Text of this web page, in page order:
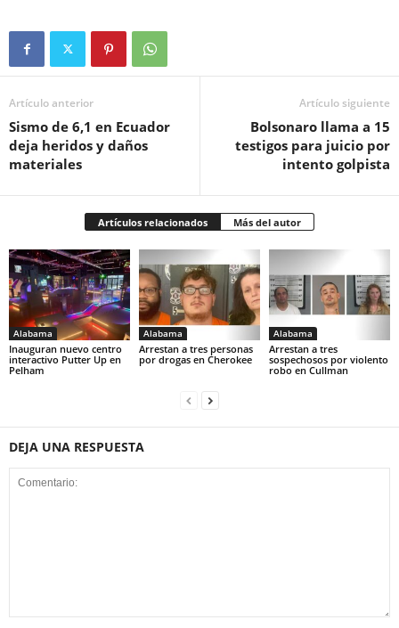
Artículo anterior
Sismo de 6,1 en Ecuador
deja heridos y daños
materiales
Artículo siguiente
Bolsonaro llama a 15
testigos para juicio por
intento golpista
Artículos relacionados Más del autor
Alabama
Inauguran nuevo centro
interactivo Putter Up en
Pelham
Alabama
Arrestan a tres personas
por drogas en Cherokee
Alabama
Arrestan a tres
sospechosos por violento
robo en Cullman
DEJA UNA RESPUESTA